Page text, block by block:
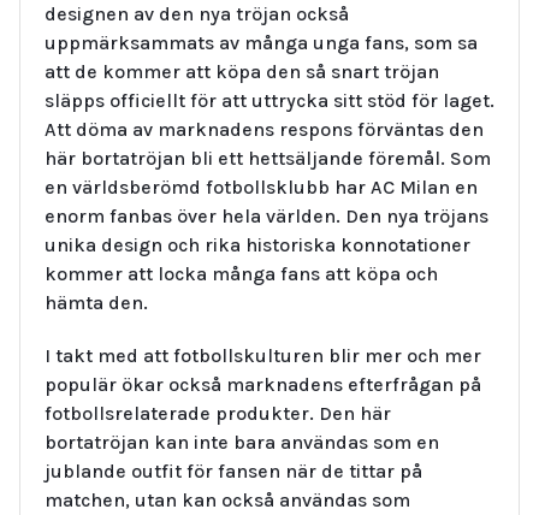
designen av den nya tröjan också
uppmärksammats av många unga fans, som sa
att de kommer att köpa den så snart tröjan
släpps officiellt för att uttrycka sitt stöd för laget.
Att döma av marknadens respons förväntas den
här bortatröjan bli ett hettsäljande föremål. Som
en världsberömd fotbollsklubb har AC Milan en
enorm fanbas över hela världen. Den nya tröjans
unika design och rika historiska konnotationer
kommer att locka många fans att köpa och
hämta den.
I takt med att fotbollskulturen blir mer och mer
populär ökar också marknadens efterfrågan på
fotbollsrelaterade produkter. Den här
bortatröjan kan inte bara användas som en
jublande outfit för fansen när de tittar på
matchen, utan kan också användas som